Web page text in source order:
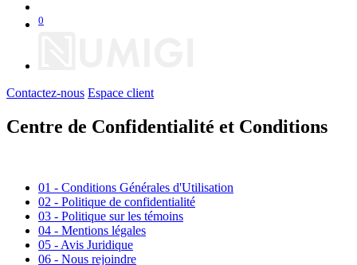
0
Contactez-nous Espace client
Centre de Confidentialité et Conditions
01 - Conditions Générales d'Utilisation
02 - Politique de confidentialité
03 - Politique sur les témoins
04 - Mentions légales
05 - Avis Juridique
06 - Nous rejoindre